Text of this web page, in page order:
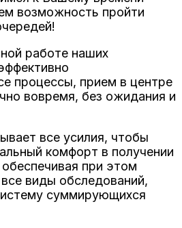
возможность пройти
работе наших
процессы, прием в центре
вовремя, без ожидания и
все усилия, чтобы
комфорт в получении
при этом
виды обследований,
суммирующихся